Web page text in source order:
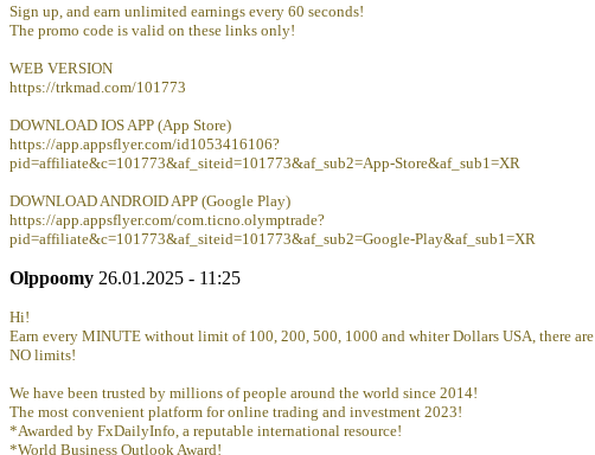
Sign up, and earn unlimited earnings every 60 seconds!
The promo code is valid on these links only!
WEB VERSION
https://trkmad.com/101773
DOWNLOAD IOS APP (App Store)
https://app.appsflyer.com/id1053416106?
pid=affiliate&c=101773&af_siteid=101773&af_sub2=App-Store&af_sub1=XR
DOWNLOAD ANDROID APP (Google Play)
https://app.appsflyer.com/com.ticno.olymptrade?
pid=affiliate&c=101773&af_siteid=101773&af_sub2=Google-Play&af_sub1=XR
Olppoomy 26.01.2025 - 11:25
Hi!
Earn every MINUTE without limit of 100, 200, 500, 1000 and whiter Dollars USA, there are
NO limits!
We have been trusted by millions of people around the world since 2014!
The most convenient platform for online trading and investment 2023!
*Awarded by FxDailyInfo, a reputable international resource!
*World Business Outlook Award!